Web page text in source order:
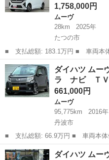
1,758,000円
ムーヴ
28km
2025年
たつの市
■ 支払総額: 183.1万円 ■ 車両本体価格： 1,758,000 円 ■ メーカ
ー名： ダイハツ ■ 車種名：
ーボ クルコン 両側電動スライ
１年保証...
兵庫 たつの市
ダイハツ ム
ラ ナビ Ｔ
661,000円
ムーヴ
95,775km
2016年
丹波市
■ 支払総額: 66.9万円 ■ 車両本体価格： 661,000 円 ■ メーカー
名： ダイハツ ■ 車種名： ム
ＲＳ バックカメラ ナビ ＴＶ
兵庫 丹波市 ムーヴ
ダイハツ ムー